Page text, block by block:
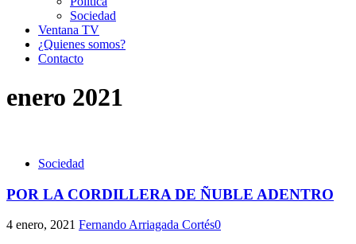
Sociedad
Ventana TV
¿Quienes somos?
Contacto
enero 2021
Sociedad
POR LA CORDILLERA DE ÑUBLE ADENTRO
4 enero, 2021 Fernando Arriagada Cortés0